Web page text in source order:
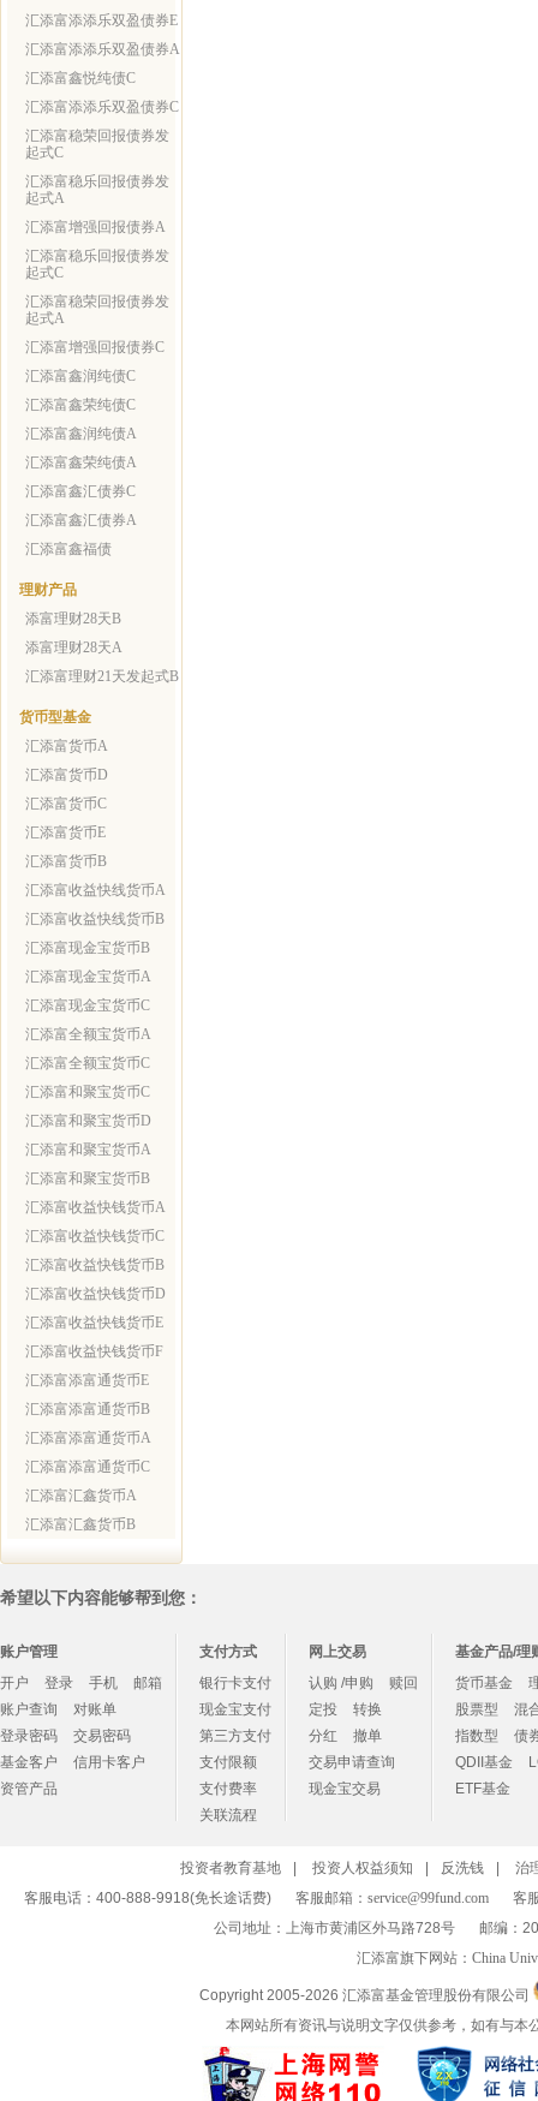
汇添富添添乐双盈债券E
汇添富添添乐双盈债券A
汇添富鑫悦纯债C
汇添富添添乐双盈债券C
汇添富稳荣回报债券发
起式C
汇添富稳乐回报债券发
起式A
汇添富增强回报债券A
汇添富稳乐回报债券发
起式C
汇添富稳荣回报债券发
起式A
汇添富增强回报债券C
汇添富鑫润纯债C
汇添富鑫荣纯债C
汇添富鑫润纯债A
汇添富鑫荣纯债A
汇添富鑫汇债券C
汇添富鑫汇债券A
汇添富鑫福债
理财产品
添富理财28天B
添富理财28天A
汇添富理财21天发起式B
货币型基金
汇添富货币A
汇添富货币D
汇添富货币C
汇添富货币E
汇添富货币B
汇添富收益快线货币A
汇添富收益快线货币B
汇添富现金宝货币B
汇添富现金宝货币A
汇添富现金宝货币C
汇添富全额宝货币A
汇添富全额宝货币C
汇添富和聚宝货币C
汇添富和聚宝货币D
汇添富和聚宝货币A
汇添富和聚宝货币B
汇添富收益快钱货币A
汇添富收益快钱货币C
汇添富收益快钱货币B
汇添富收益快钱货币D
汇添富收益快钱货币E
汇添富收益快钱货币F
汇添富添富通货币E
汇添富添富通货币B
汇添富添富通货币A
汇添富添富通货币C
汇添富汇鑫货币A
汇添富汇鑫货币B
希望以下内容能够帮到您：
账户管理
开户
登录 手机
邮箱
账户查询
对账单
登录密码
交易密码
基金客户
信用卡客户
资管产品
支付方式
银行卡支付
现金宝支付
第三方支付
支付限额
支付费率
关联流程
网上交易
认购 /申购
赎回
定投
转换
分红
撤单
交易申请查询
现金宝交易
基金产品/理
货币基金
股票型
混
指数型
债
QDII基金
ETF基金
投资者教育基地 投资人权益须知 反洗钱
治
客服电话：400-888-9918(免长途话费)
客服邮箱： service@99fund.com
客
公司地址：上海市黄浦区外马路728号
邮编：
汇添富旗下网站： China
Copyright 2005-2026 汇添富基金管理股份有限公司
本网站所有资讯与说明文字仅供参考，如有与本